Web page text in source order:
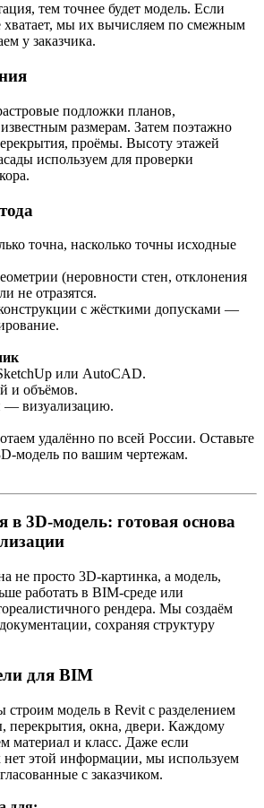
тем точнее будет модель. Если
хватает, мы их вычисляем по смежным
у заказчика.
подложки планов,
размерам. Затем поэтажно
проёмы. Высоту этажей
используем для проверки
точна, насколько точны исходные
(неровности стен, отклонения
не отразятся.
с жёсткими допусками —
или AutoCAD.
и объёмов.
— визуализацию.
удалённо по всей России. Оставьте
модель по вашим чертежам.
в 3D-модель: готовая основа
не просто 3D-картинка, а модель,
работать в BIM-среде или
рендера. Мы создаём
сохраняя структуру
для BIM
модель в Revit с разделением
перекрытия, окна, двери. Каждому
материал и класс. Даже если
нет этой информации, мы используем
с заказчиком.